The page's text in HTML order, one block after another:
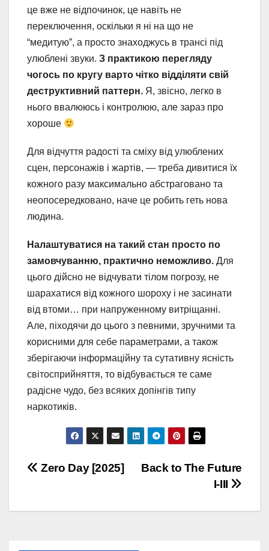
це вже не відпочинок, це навіть не
переключення, оскільки я ні на що не
“медитую”, а просто знаходжусь в трансі під
улюблені звуки. З практикою перегляду
чогось по кругу варто чітко відділяти свій
деструктивний паттерн. Я, звісно, легко в
нього ввалююсь і контролюю, але зараз про
хороше
Для відчуття радості та сміху від улюблених
сцен, персонажів і жартів, — треба дивитися їх
кожного разу максимально абстраговано та
неопосередковано, наче це робить геть нова
людина.
Налаштуватися на такий стан просто по
замовчуванню, практично неможливо. Для
цього дійсно не відчувати тілом погрозу, не
шарахатися від кожного шороху і не засинати
від втоми… при напруженному витріщанні.
Але, піходячи до цього з певними, зручними та
корисними для себе параметрами, а також
зберігаючи інформаційну та сутативну ясність
світосприйняття, то відбувається те саме
радісне чудо, без всяких допінгів типу
наркотиків.
Post
Back to The Future
I-III
Zero Day [2025]